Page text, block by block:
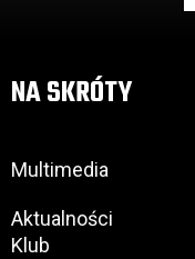
NA SKRÓTY
Multimedia
Aktualności
Klub